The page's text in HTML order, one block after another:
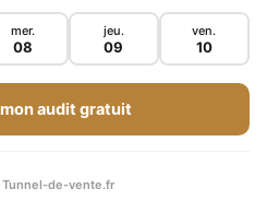
TWITTER
GMAIL
mer.
08
jeu.
09
ven.
10
audit gratuit
Tunnel-de-vente.fr